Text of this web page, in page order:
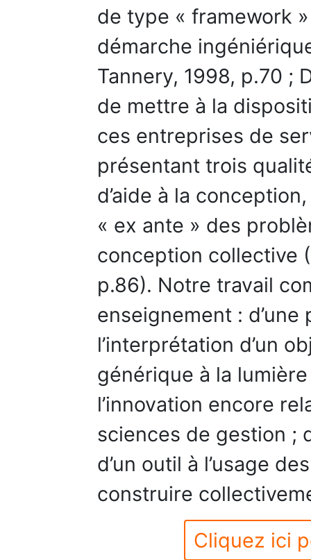
de type « framework
démarche
Tannery, 1998, p.70 ;
de mettre à la
ces entreprises de
présentant trois
d’aide à la
« ex ante » des
conception collective
p.86). Notre travail
enseignement : d’une
l’interprétation d’un
générique à la
l’innovation encore
sciences de gestion ;
d’un outil à l’usage
construire
Cliquez ici